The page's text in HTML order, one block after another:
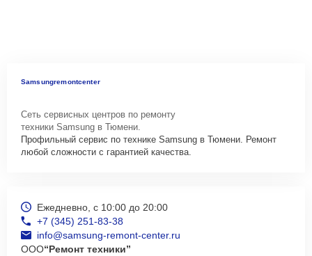
Samsungremontcenter
Сеть сервисных центров по ремонту
техники Samsung в Тюмени.
Профильный сервис по технике Samsung в Тюмени. Ремонт
любой сложности с гарантией качества.
Ежедневно, с 10:00 до 20:00
+7 (345) 251-83-38
info@samsung-remont-center.ru
ООО“Ремонт техники”